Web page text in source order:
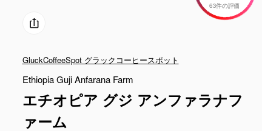
63件の評価
GluckCoffeeSpot グラックコーヒースポット
Ethiopia Guji Anfarana Farm
エチオピア グジ アンファラナフ
ァーム